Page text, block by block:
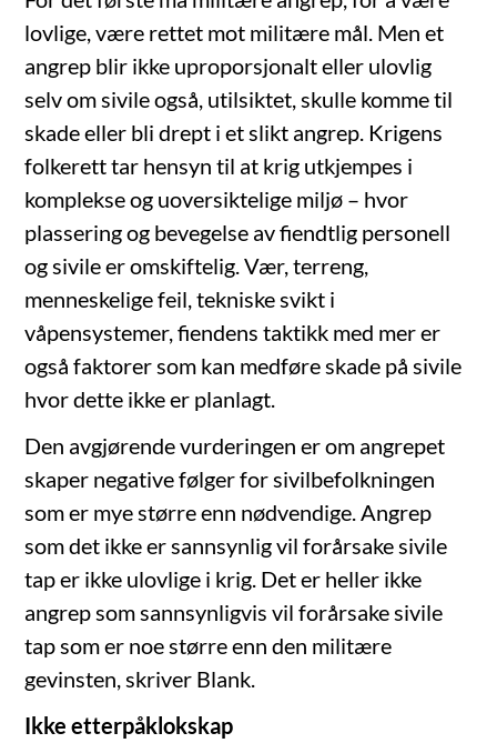
lovlige, være rettet mot militære mål. Men et
angrep blir ikke uproporsjonalt eller ulovlig
selv om sivile også, utilsiktet, skulle komme til
skade eller bli drept i et slikt angrep. Krigens
folkerett tar hensyn til at krig utkjempes i
komplekse og uoversiktelige miljø – hvor
plassering og bevegelse av fiendtlig personell
og sivile er omskiftelig. Vær, terreng,
menneskelige feil, tekniske svikt i
våpensystemer, fiendens taktikk med mer er
også faktorer som kan medføre skade på sivile
hvor dette ikke er planlagt.
Den avgjørende vurderingen er om angrepet
skaper negative følger for sivilbefolkningen
som er mye større enn nødvendige. Angrep
som det ikke er sannsynlig vil forårsake sivile
tap er ikke ulovlige i krig. Det er heller ikke
angrep som sannsynligvis vil forårsake sivile
tap som er noe større enn den militære
gevinsten, skriver Blank.
Ikke etterpåklokskap